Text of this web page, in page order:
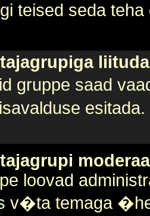
teised seda teha
gruppe saad
loovad
v�ta temaga